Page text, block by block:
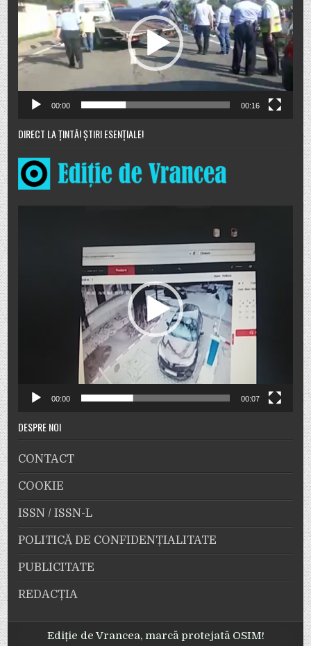
00:00 00:16
DIRECT LA ȚINTĂ! ȘTIRI ESENȚIALE!
00:00 00:07
DESPRE NOI
CONTACT
COOKIE
ISSN / ISSN-L
POLITICĂ DE CONFIDENȚIALITATE
PUBLICITATE
REDACȚIA
Ediție de Vrancea, marcă protejată OSIM!